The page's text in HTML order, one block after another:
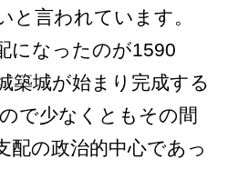
と言われています。
になったのが1590
築城が始まり完成する
で少なくともその間
配の政治的中心であっ